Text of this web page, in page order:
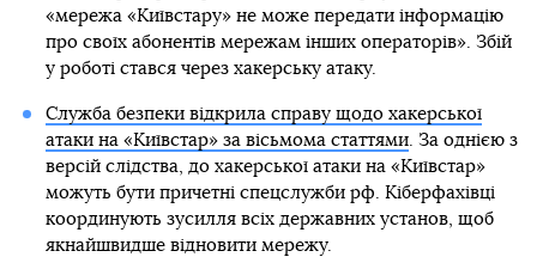
«мережа «Київстару» не може передати інформацію
про своїх абонентів мережам інших операторів». Збій
у роботі стався через хакерську атаку.
Служба безпеки відкрила справу щодо хакерської
атаки на «Київстар» за вісьмома статтями. За однією з
версій слідства, до хакерської атаки на «Київстар»
можуть бути причетні спецслужби рф. Кіберфахівці
координують зусилля всіх державних установ, щоб
якнайшвидше відновити мережу.